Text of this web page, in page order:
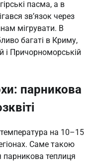
пасма, а в
зв’язок через
мігрувати. В
багаті в Криму,
і Причорноморській
парникова
на 10–15
Саме такою
теплиця